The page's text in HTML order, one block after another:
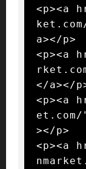
<p><a
a></p>
<p><a
</a></
<p><a
></p>
<p><a